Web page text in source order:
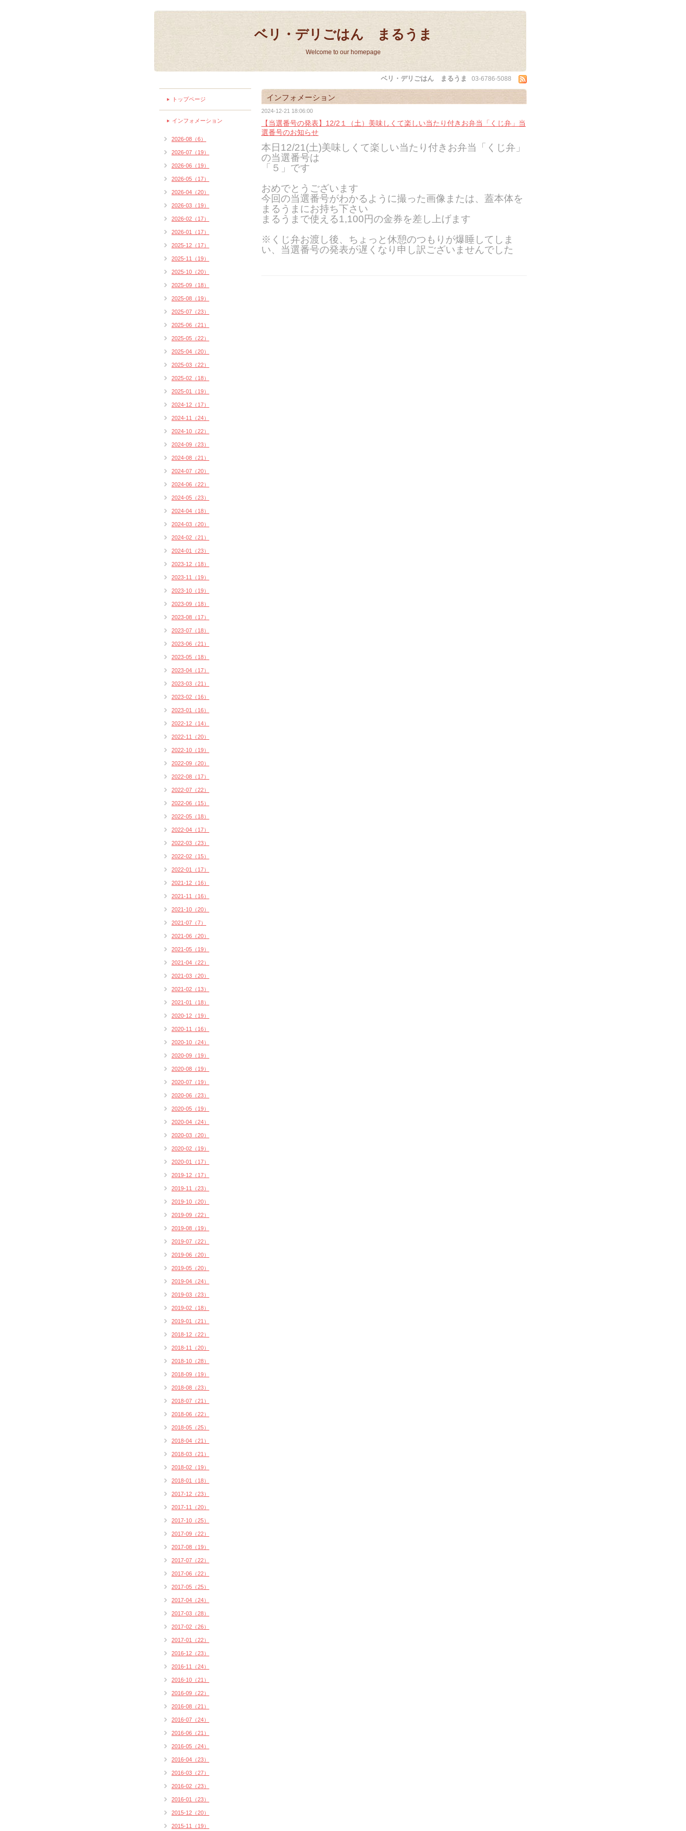
ベリ・デリごはん まるうま
Welcome to our homepage
ベリ・デリごはん まるうま 03-6786-5088
インフォメーション
2024-12-21 18:06:00
【当選番号の発表】12/2１（土）美味しくて楽しい当たり付きお弁当「くじ弁」当
選番号のお知らせ
本日12/21(土)美味しくて楽しい当たり付きお弁当「くじ弁」
の当選番号は
「５」です
おめでとうございます
今回の当選番号がわかるように撮った画像または、蓋本体を
まるうまにお持ち下さい
まるうまで使える1,100円の金券を差し上げます
※くじ弁お渡し後、ちょっと休憩のつもりが爆睡してしま
い、当選番号の発表が遅くなり申し訳ございませんでした
トップページ
インフォメーション
2026-08（6）
2026-07（19）
2026-06（19）
2026-05（17）
2026-04（20）
2026-03（19）
2026-02（17）
2026-01（17）
2025-12（17）
2025-11（19）
2025-10（20）
2025-09（18）
2025-08（19）
2025-07（23）
2025-06（21）
2025-05（22）
2025-04（20）
2025-03（22）
2025-02（18）
2025-01（19）
2024-12（17）
2024-11（24）
2024-10（22）
2024-09（23）
2024-08（21）
2024-07（20）
2024-06（22）
2024-05（23）
2024-04（18）
2024-03（20）
2024-02（21）
2024-01（23）
2023-12（18）
2023-11（19）
2023-10（19）
2023-09（18）
2023-08（17）
2023-07（18）
2023-06（21）
2023-05（18）
2023-04（17）
2023-03（21）
2023-02（16）
2023-01（16）
2022-12（14）
2022-11（20）
2022-10（19）
2022-09（20）
2022-08（17）
2022-07（22）
2022-06（15）
2022-05（18）
2022-04（17）
2022-03（23）
2022-02（15）
2022-01（17）
2021-12（16）
2021-11（16）
2021-10（20）
2021-07（7）
2021-06（20）
2021-05（19）
2021-04（22）
2021-03（20）
2021-02（13）
2021-01（18）
2020-12（19）
2020-11（16）
2020-10（24）
2020-09（19）
2020-08（19）
2020-07（19）
2020-06（23）
2020-05（19）
2020-04（24）
2020-03（20）
2020-02（19）
2020-01（17）
2019-12（17）
2019-11（23）
2019-10（20）
2019-09（22）
2019-08（19）
2019-07（22）
2019-06（20）
2019-05（20）
2019-04（24）
2019-03（23）
2019-02（18）
2019-01（21）
2018-12（22）
2018-11（20）
2018-10（28）
2018-09（19）
2018-08（23）
2018-07（21）
2018-06（22）
2018-05（25）
2018-04（21）
2018-03（21）
2018-02（19）
2018-01（18）
2017-12（23）
2017-11（20）
2017-10（25）
2017-09（22）
2017-08（19）
2017-07（22）
2017-06（22）
2017-05（25）
2017-04（24）
2017-03（28）
2017-02（26）
2017-01（22）
2016-12（23）
2016-11（24）
2016-10（21）
2016-09（22）
2016-08（21）
2016-07（24）
2016-06（21）
2016-05（24）
2016-04（23）
2016-03（27）
2016-02（23）
2016-01（23）
2015-12（20）
2015-11（19）